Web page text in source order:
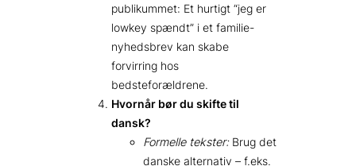
publikummet: Et hurtigt “jeg er
lowkey spændt” i et familie-
nyhedsbrev kan skabe
forvirring hos
bedsteforældrene.
Hvornår bør du skifte til
dansk?
Formelle tekster:Brug det
danske alternativ – f.eks.